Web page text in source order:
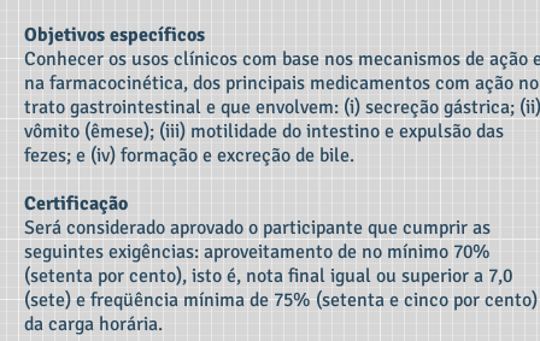
Objetivos específicos
Conhecer os usos clínicos com base nos mecanismos de ação
na farmacocinética, dos principais medicamentos com ação no
trato gastrointestinal e que envolvem: (i) secreção gástrica; (ii)
vômito (êmese); (iii) motilidade do intestino e expulsão das
fezes; e (iv) formação e excreção de bile.
Certificação
Será considerado aprovado o participante que cumprir as
seguintes exigências: aproveitamento de no mínimo 70%
(setenta por cento), isto é, nota final igual ou superior a 7,0
(sete) e freqüência mínima de 75% (setenta e cinco por cento)
da carga horária.